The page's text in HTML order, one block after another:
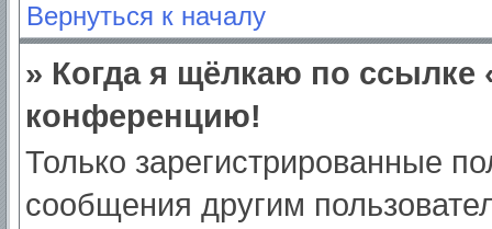
Вернуться к началу
» Когда я щёлкаю по ссылке
конференцию!
Только зарегистрированные
сообщения другим